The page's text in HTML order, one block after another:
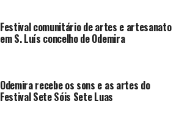
Festival comunitário de artes e artesanato
em S. Luís concelho de Odemira
Odemira recebe os sons e as artes do
Festival Sete Sóis Sete Luas